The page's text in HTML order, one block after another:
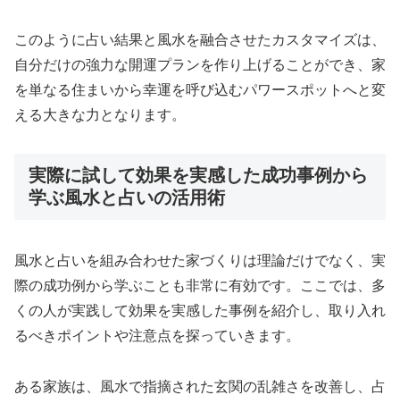
このように占い結果と風水を融合させたカスタマイズは、
自分だけの強力な開運プランを作り上げることができ、家
を単なる住まいから幸運を呼び込むパワースポットへと変
える大きな力となります。
実際に試して効果を実感した成功事例から
学ぶ風水と占いの活用術
風水と占いを組み合わせた家づくりは理論だけでなく、実
際の成功例から学ぶことも非常に有効です。ここでは、多
くの人が実践して効果を実感した事例を紹介し、取り入れ
るべきポイントや注意点を探っていきます。
ある家族は、風水で指摘された玄関の乱雑さを改善し、占